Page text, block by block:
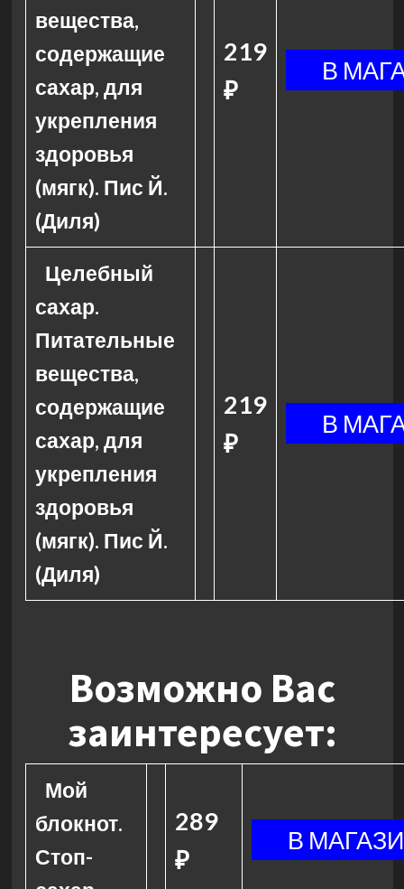
вещества,
содержащие
сахар, для
укрепления
здоровья
(мягк). Пис Й.
(Диля)
219
₽
Целебный
сахар.
Питательные
вещества,
содержащие
сахар, для
укрепления
здоровья
(мягк). Пис Й.
(Диля)
219
₽
Возможно Вас
заинтересует:
Мой
блокнот.
Стоп-
289
₽